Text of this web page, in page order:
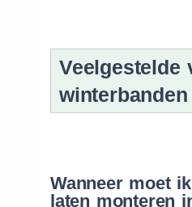
Veelgestelde
Wanneer moet
laten monteren